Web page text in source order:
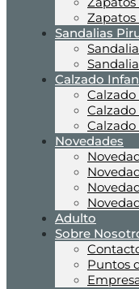
Zapatos
Sandalias
Calzado
Novedades
Adulto
Sobre
Puntos